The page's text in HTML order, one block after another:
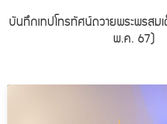
บันทึกเทปโทรทัศน์ถวายพระพรสม
พ.ค. 67)